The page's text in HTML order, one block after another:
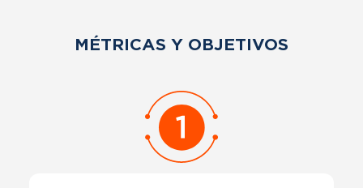
MÉTRICAS Y OBJETIVOS